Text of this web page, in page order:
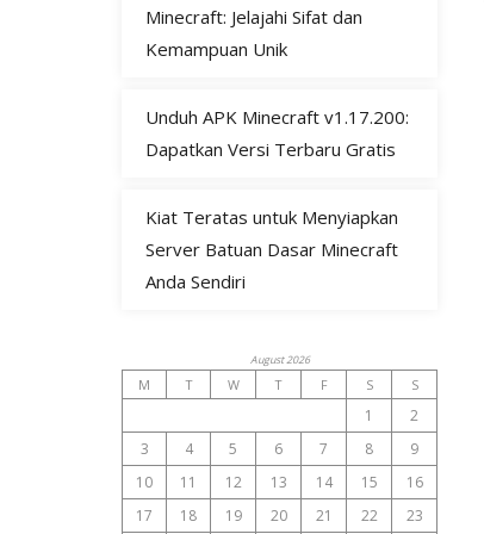
Minecraft: Jelajahi Sifat dan
Kemampuan Unik
Unduh APK Minecraft v1.17.200:
Dapatkan Versi Terbaru Gratis
Kiat Teratas untuk Menyiapkan
Server Batuan Dasar Minecraft
Anda Sendiri
August 2026
M T W T F S S
1
2
3
4 5 6 7 8
9
10
11 12 13 14 15
16
17
18 19 20 21 22
23